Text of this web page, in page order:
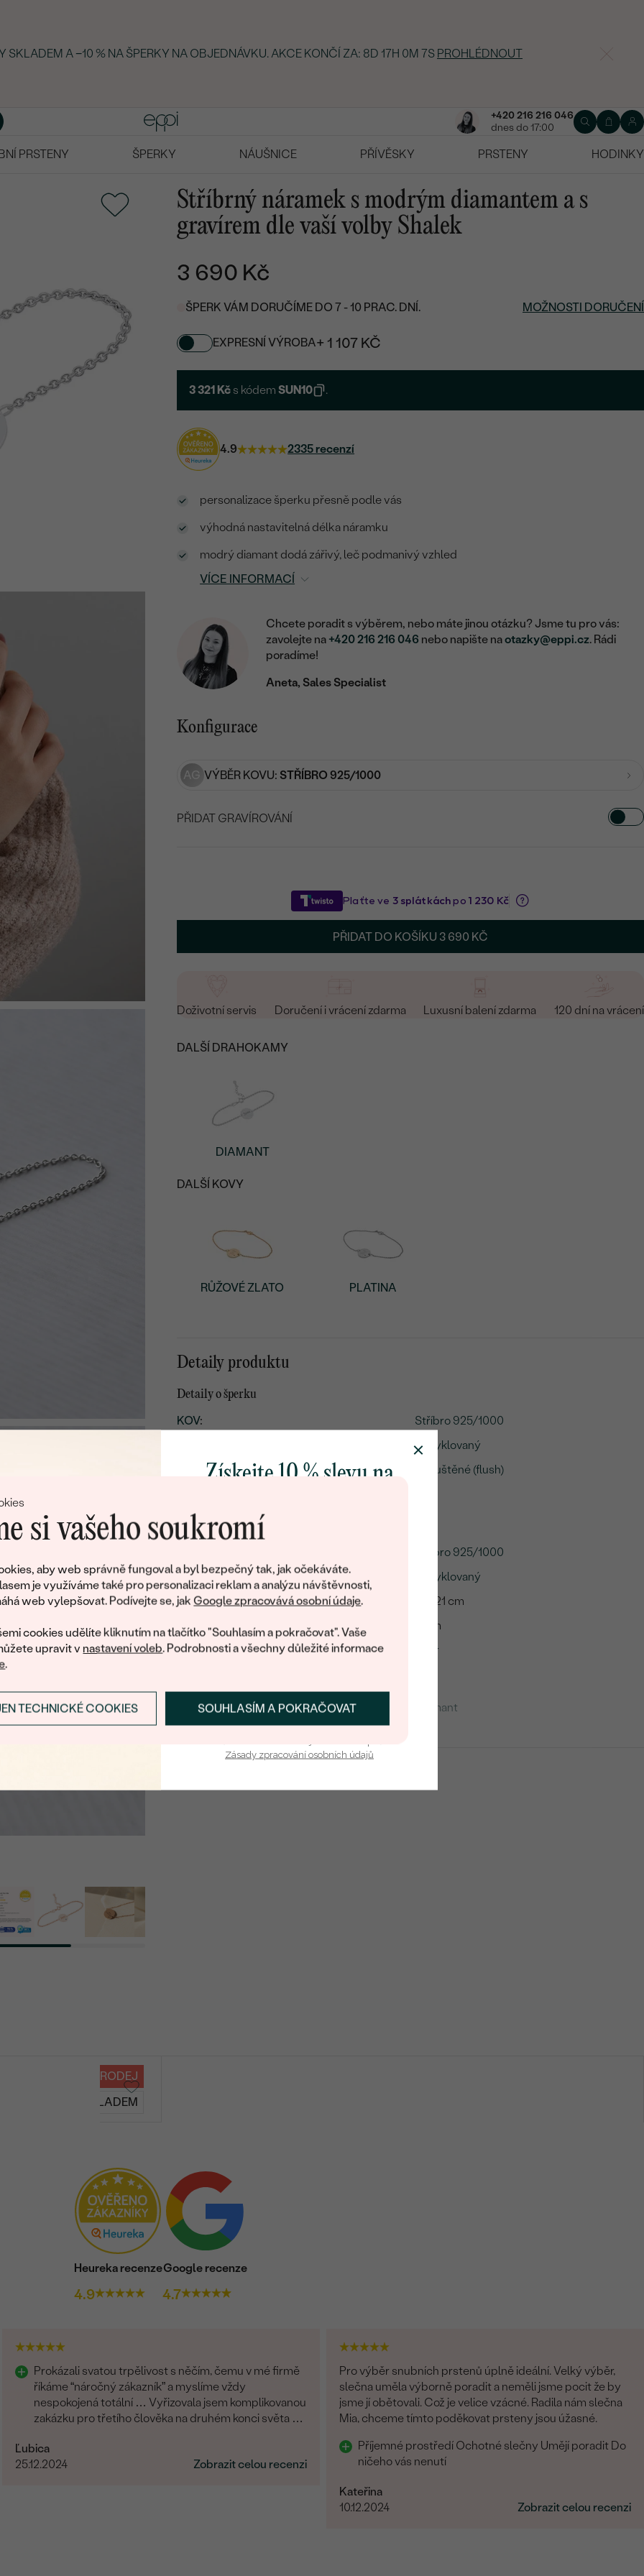
si vašeho soukromí
aby web správně fungoval a byl bezpečný tak, jak očekáváte.
je využíváme také pro personalizaci reklam a analýzu návštěvnosti,
web vylepšovat. Podívejte se, jakGoogle zpracovává osobní údaje.
cookies udělíte kliknutím na tlačítko "Souhlasím a pokračovat". Vaše
upravit v nastavení voleb. Podrobnosti a všechny důležité informace
.
SOUHLASÍM A POKRAČOVAT
TECHNICKÉ COOKIES
SKLADEM A −10 % NA ŠPERKY NA OBJEDNÁVKU. AKCE KONČÍ ZA: 8D 17H 0M 6S PROHLÉDNOUT
+420 216 216 046
dnes do 17:00
PRSTENY ŠPERKY NÁUŠNICE PŘÍVĚSKY PRSTENY HODINKY
Stříbrný náramek s modrým diamantem a s
gravírem dle vaší volby Shalek
3 690 Kč
ŠPERK VÁM DORUČÍME DO 7 - 10 PRAC. DNÍ. MOŽNOSTI DORUČENÍ
EXPRESNÍ VÝROBA+ 1 107 KČ
3 321 Kč s kódemSUN10 .
4.9 2335 recenzí
personalizace šperku přesně podle vás
výhodná nastavitelná délka náramku
modrý diamant dodá zářivý, leč podmanivý vzhled
VÍCE INFORMACÍ
Chcete poradit s výběrem, nebo máte jinou otázku? Jsme tu pro vás:
zavolejte na +420 216 216 046 nebo napište naotazky@eppi.cz. Rádi
poradíme!
Aneta, Sales Specialist
Konfigurace
AG VÝBĚR KOVU: STŘÍBRO 925/1000
PŘIDAT GRAVÍROVÁNÍ
PŘIDAT DO KOŠÍKU 3 690 KČ
Doživotní servis Doručení i vrácení zdarma Luxusní balení zdarma 120 dní na vrácení
DALŠÍ DRAHOKAMY
DIAMANT
DALŠÍ KOVY
RŮŽOVÉ ZLATO PLATINA
Detaily produktu
Detaily o šperku
KOV:
Stříbro 925/1000
Recyklovaný
TYP OSAZENÍ:
Zapuštěné (flush)
Detaily o řetízku
Stříbro 925/1000
PŮVOD KOVU:
Recyklovaný
DÉLKA:
16 - 21 cm
ŠÍŘKA:
1 mm
TYP:
Ankr
DRUH:
Diamant
KARÁTOVÁ VÁHA:
VÝPRODEJ
SKLADEM
Heureka recenze
4.9
Google recenze
4.7
Prokázali svatou trpělivost s něčím, čemu v mé firmě
říkáme “náročný zákazník” a myslíme vždy
nespokojená totální … Vyřizovala jsem komplikovanou
zakázku pro třetího člověka na druhém konci světa a
Ľubica
25.12.2024
Zobrazit celou recenzi
Pro výběr snubních prstenů úplně ideální. Velký výběr,
slečna uměla výborně poradit a neměli jsme pocit že by
jsme jí obětovali. Což je velice vzácné. Radila nám slečna
Mia, chceme tímto poděkovat prsteny jsou úžasné.
Příjemné prostředí Ochotné slečny Umějí poradit Do
ničeho vás nenutí
Kateřina
10.12.2024
Zobrazit celou recenzi
Získejte 10 % slevu na
poctivě vyráběných šperků Eppi.
Jako dárek na přivítání vám obratem
zašleme slevový kód na váš první
PŘIHLÁSIT SE A ZÍSKAT SLEVU
Zásady zpracování osobních údajů